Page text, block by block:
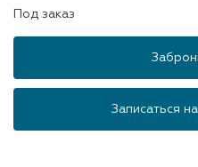
Под заказ
Записаться